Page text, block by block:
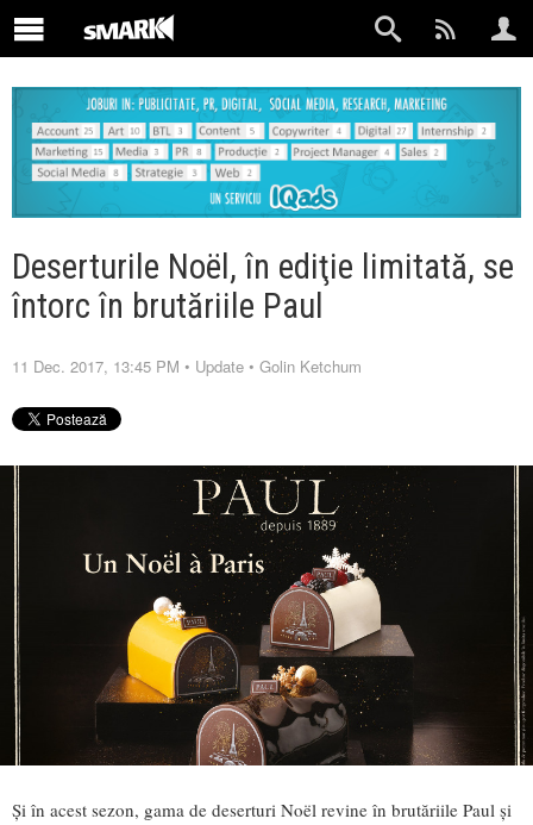
Deserturile Noël, în ediţie limitată, se
întorc în brutăriile Paul
11 Dec. 2017, 13:45 PM • Update • Golin Ketchum
Și în acest sezon, gama de deserturi Noël revine în brutăriile Paul și